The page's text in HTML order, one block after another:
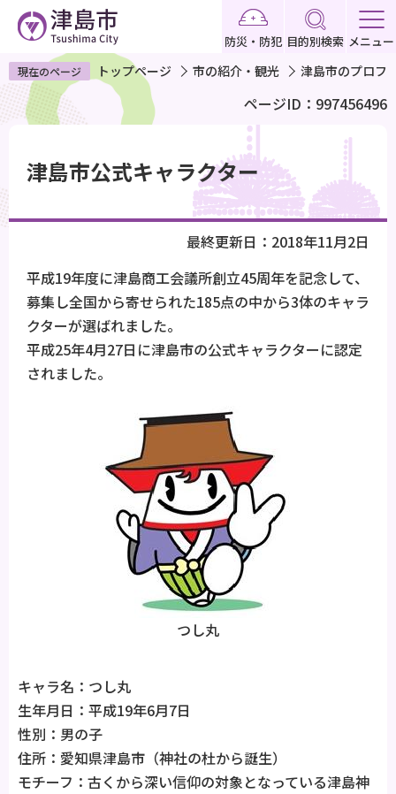
ペ
ー
ジ
で
す
防災・防犯 目的別検索 メニュー
現在のページ トップページ 市の紹介・観光 津島市のプロフ
ページID：997456496
津島市公式キャラクター
最終更新日：2018年11月2日
平成19年度に津島商工会議所創立45周年を記念して、
募集し全国から寄せられた185点の中から3体のキャラ
クターが選ばれました。
平成25年4月27日に津島市の公式キャラクターに認定
されました。
つし丸
キャラ名：つし丸
生年月日：平成19年6月7日
性別：男の子
住所：愛知県津島市（神社の杜から誕生）
モチーフ：古くから深い信仰の対象となっている津島神